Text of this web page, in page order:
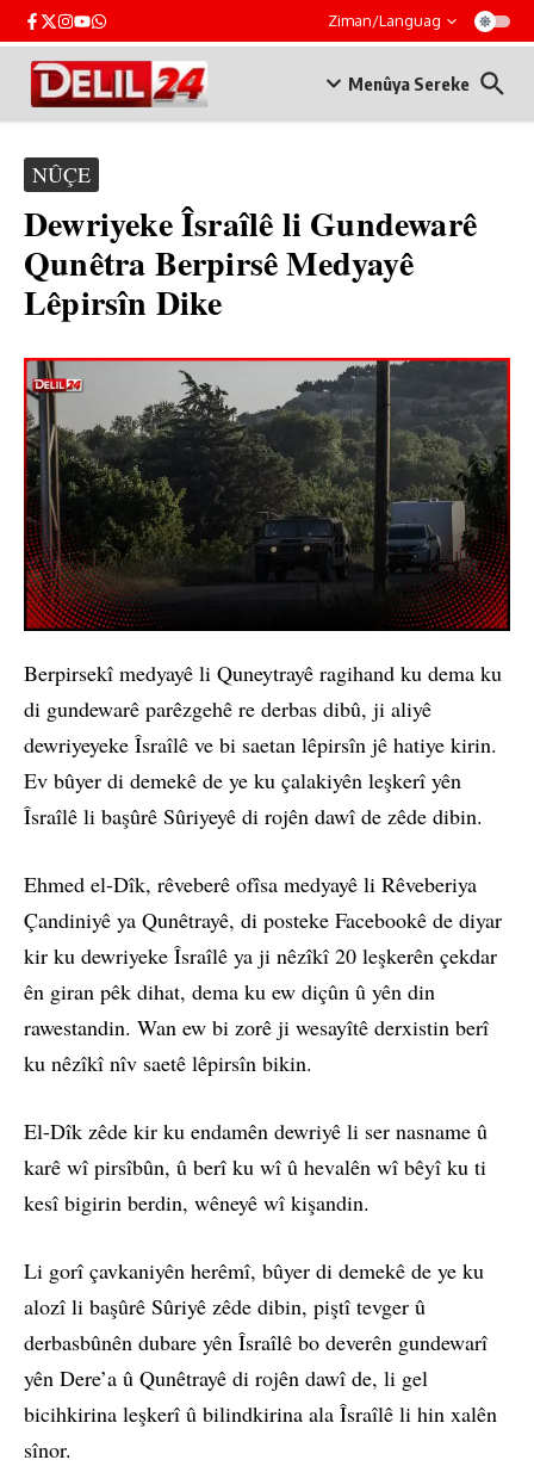
Skip to content Ziman/Languag
Menûya Sereke
NÛÇE
Dewriyeke Îsraîlê li Gundewarê
Qunêtra Berpirsê Medyayê
Lêpirsîn Dike
Berpirsekî medyayê li Quneytrayê ragihand ku dema ku
di gundewarê parêzgehê re derbas dibû, ji aliyê
dewriyeyeke Îsraîlê ve bi saetan lêpirsîn jê hatiye kirin.
Ev bûyer di demekê de ye ku çalakiyên leşkerî yên
Îsraîlê li başûrê Sûriyeyê di rojên dawî de zêde dibin.
Ehmed el-Dîk, rêveberê ofîsa medyayê li Rêveberiya
Çandiniyê ya Qunêtrayê, di posteke Facebookê de diyar
kir ku dewriyeke Îsraîlê ya ji nêzîkî 20 leşkerên çekdar
ên giran pêk dihat, dema ku ew diçûn û yên din
rawestandin. Wan ew bi zorê ji wesayîtê derxistin berî
ku nêzîkî nîv saetê lêpirsîn bikin.
El-Dîk zêde kir ku endamên dewriyê li ser nasname û
karê wî pirsîbûn, û berî ku wî û hevalên wî bêyî ku ti
kesî bigirin berdin, wêneyê wî kişandin.
Li gorî çavkaniyên herêmî, bûyer di demekê de ye ku
alozî li başûrê Sûriyê zêde dibin, piştî tevger û
derbasbûnên dubare yên Îsraîlê bo deverên gundewarî
yên Dere’a û Qunêtrayê di rojên dawî de, li gel
bicihkirina leşkerî û bilindkirina ala Îsraîlê li hin xalên
sînor.